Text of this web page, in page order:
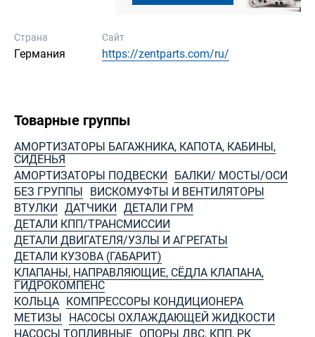
Страна
Германия
Сайт
https://zentparts.com/ru/
Товарные группы
АМОРТИЗАТОРЫ БАГАЖНИКА, КАПОТА, КАБИНЫ,
СИДЕНЬЯ
АМОРТИЗАТОРЫ ПОДВЕСКИ
БАЛКИ/ МОСТЫ/ОСИ
БЕЗ ГРУППЫ
ВИСКОМУФТЫ И ВЕНТИЛЯТОРЫ
ВТУЛКИ ДАТЧИКИ ДЕТАЛИ ГРМ
ДЕТАЛИ КПП/ТРАНСМИССИИ
ДЕТАЛИ ДВИГАТЕЛЯ/УЗЛЫ И АГРЕГАТЫ
ДЕТАЛИ КУЗОВА (ГАБАРИТ)
КЛАПАНЫ, НАПРАВЛЯЮЩИЕ, СЁДЛА КЛАПАНА,
ГИДРОКОМПЕНС
КОЛЬЦА КОМПРЕССОРЫ КОНДИЦИОНЕРА
МЕТИЗЫ
НАСОСЫ ОХЛАЖДАЮЩЕЙ ЖИДКОСТИ
НАСОСЫ ТОПЛИВНЫЕ ОПОРЫ ДВС, КПП, РК